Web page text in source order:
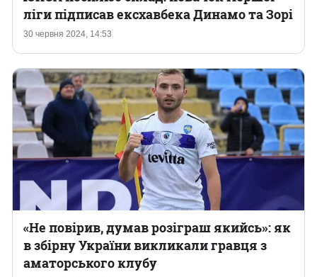
30 червня 2024, 14:53
ліги підписав ексхавбека Динамо та Зорі
«Не повірив, думав розіграш якийсь»: як
в збірну України викликали гравця з
аматорського клубу